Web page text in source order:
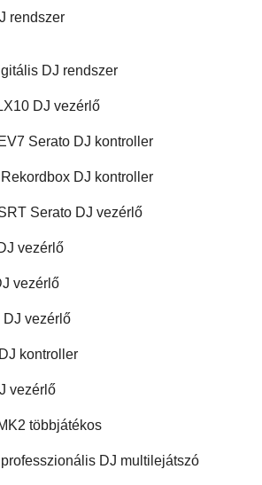
rendszer
DJ rendszer
DJ vezérlő
Serato DJ kontroller
DJ kontroller
Serato DJ vezérlő
vezérlő
vezérlő
DJ vezérlő
kontroller
vezérlő
többjátékos
DJ multilejátszó